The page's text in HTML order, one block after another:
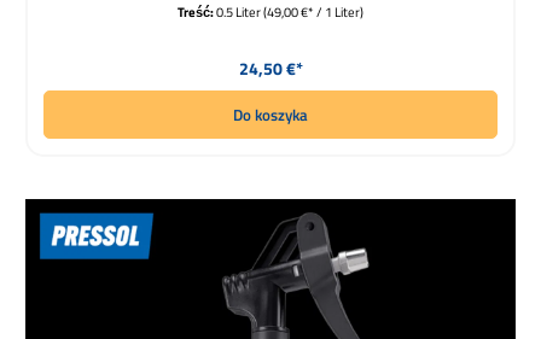
Treść:0.5 Liter(49,00 €* / 1 Liter)
Cena regularna:
24,50 €*
Do koszyka